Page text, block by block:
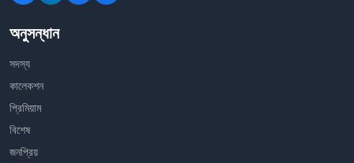
অনুসন্ধান
সদস্য
কালেকশন
প্রিমিয়াম
বিশেষ
জনপ্রিয়